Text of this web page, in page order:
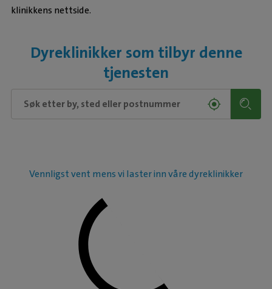
klinikkens nettside.
Dyreklinikker som tilbyr denne
tjenesten
Vennligst vent mens vi laster inn våre dyreklinikker